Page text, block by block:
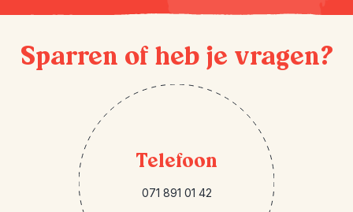
Sparren of heb je vragen?
Telefoon
071 891 01 42